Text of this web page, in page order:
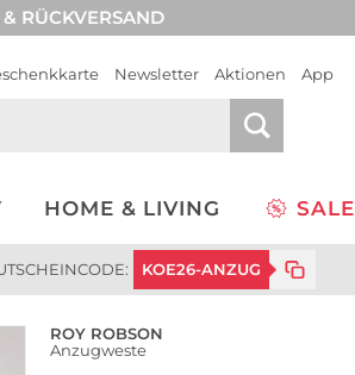
RÜCKVERSAND
Newsletter Aktionen App
HOME & LIVING SALE
KOE26-ANZUG
ROY ROBSON
Anzugweste